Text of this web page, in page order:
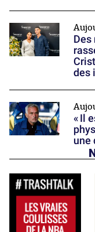
Des
des
« Il
une